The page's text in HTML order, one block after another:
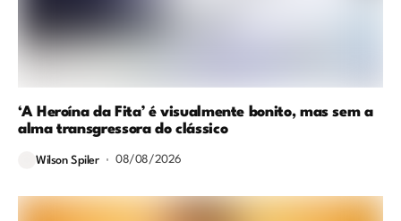
‘A Heroína da Fita’ é visualmente bonito, mas sem a
alma transgressora do clássico
Wilson Spiler 08/08/2026